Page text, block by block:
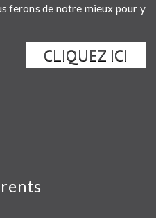
ferons de notre mieux pour y
CLIQUEZ ICI